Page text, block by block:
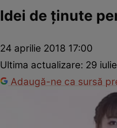
Idei de ţinute
24 aprilie 2018 17:00
Ultima actualizare: 29
Adaugă-ne ca sursă